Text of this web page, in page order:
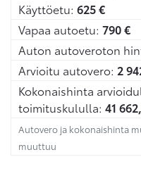
Käyttöetu: 625€
Vapaa autoetu: 790€
Auton autoveroton
Arvioitu autovero: 2
Kokonaishinta
toimituskululla: 41
Autovero ja kokonaishinta
muuttuu